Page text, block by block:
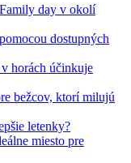
day v okolí
dostupných
horách účinkuje
bežcov, ktorí milujú
letenky?
miesto pre